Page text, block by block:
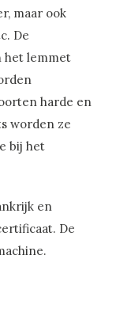
maar ook
De
het lemmet
harde en
worden ze
bij het
en
De